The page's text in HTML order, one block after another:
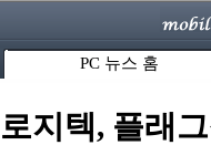
PC 뉴스 홈
로지텍, 플래